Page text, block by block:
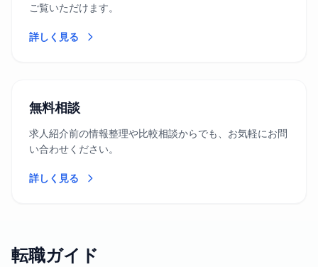
ご覧いただけます。
詳しく見る
無料相談
求人紹介前の情報整理や比較相談からでも、お気軽にお問
い合わせください。
詳しく見る
転職ガイド